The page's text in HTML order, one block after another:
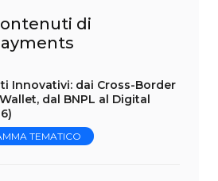
di
Innovativi: dai Cross-Border
dal BNPL al Digital
TEMATICO